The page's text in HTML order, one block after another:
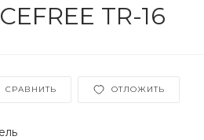
TR-16
СРАВНИТЬ ОТЛОЖИТЬ